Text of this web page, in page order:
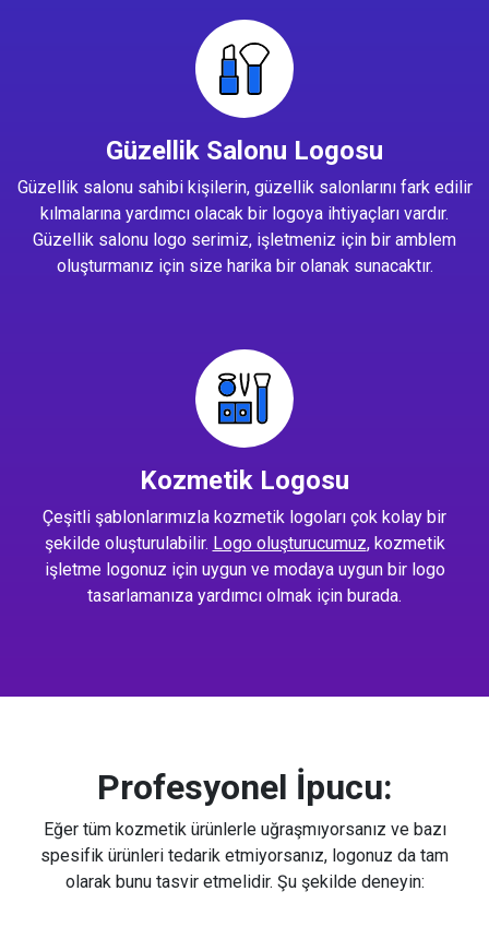
Güzellik Salonu Logosu
Güzellik salonu sahibi kişilerin, güzellik salonlarını fark edilir
kılmalarına yardımcı olacak bir logoya ihtiyaçları vardır.
Güzellik salonu logo serimiz, işletmeniz için bir amblem
oluşturmanız için size harika bir olanak sunacaktır.
Kozmetik Logosu
Çeşitli şablonlarımızla kozmetik logoları çok kolay bir
şekilde oluşturulabilir. Logo oluşturucumuz, kozmetik
işletme logonuz için uygun ve modaya uygun bir logo
tasarlamanıza yardımcı olmak için burada.
Profesyonel İpucu:
Eğer tüm kozmetik ürünlerle uğraşmıyorsanız ve bazı
spesifik ürünleri tedarik etmiyorsanız, logonuz da tam
olarak bunu tasvir etmelidir. Şu şekilde deneyin: